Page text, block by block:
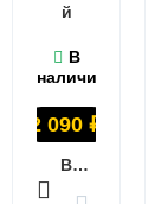
й
В
наличии
2 090 ₽
В КОРЗИНУ